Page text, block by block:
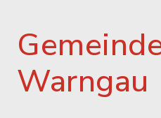
Warngau